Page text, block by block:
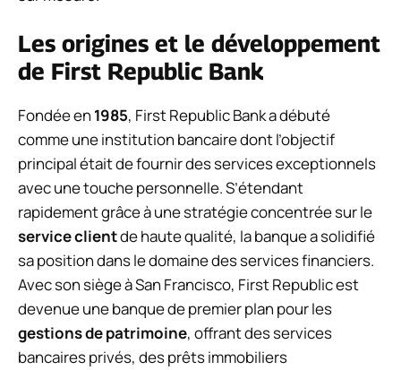
Les origines et le développement
de First Republic Bank
Fondée en 1985, First Republic Bank a débuté
comme une institution bancaire dont l’objectif
principal était de fournir des services exceptionnels
avec une touche personnelle. S’étendant
rapidement grâce à une stratégie concentrée sur le
service clientde haute qualité, la banque a solidifié
sa position dans le domaine des services financiers.
Avec son siège à San Francisco, First Republic est
devenue une banque de premier plan pour les
gestions de patrimoine, offrant des services
bancaires privés, des prêts immobiliers